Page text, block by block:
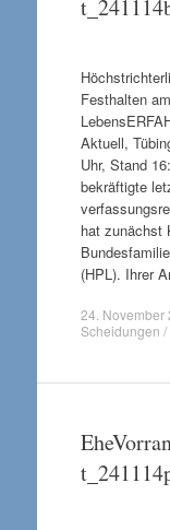
Festhalten
Aktuell,
Uhr, Stand
bekräftigte
hat zunächst
(HPL). Ihrer
24. November
Scheidungen